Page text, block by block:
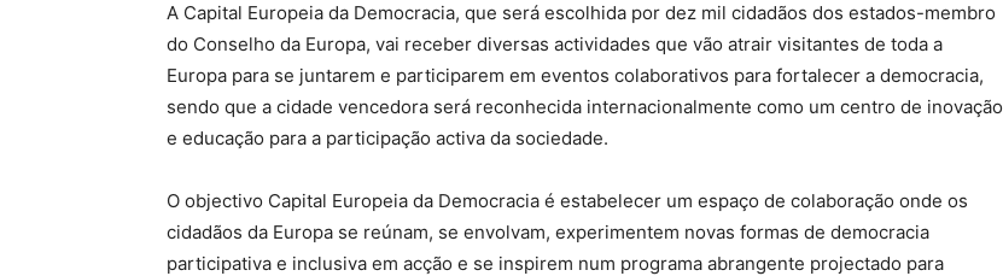
A Capital Europeia da Democracia, que será escolhida por dez mil cidadãos dos estados-membro
do Conselho da Europa, vai receber diversas actividades que vão atrair visitantes de toda a
Europa para se juntarem e participarem em eventos colaborativos para fortalecer a democracia,
sendo que a cidade vencedora será reconhecida internacionalmente como um centro de inovação
e educação para a participação activa da sociedade.
O objectivo Capital Europeia da Democracia é estabelecer um espaço de colaboração onde os
cidadãos da Europa se reúnam, se envolvam, experimentem novas formas de democracia
participativa e inclusiva em acção e se inspirem num programa abrangente projectado para